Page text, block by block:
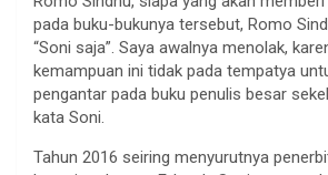
pada buku-bukunya tersebut, Romo
“Soni saja”. Saya awalnya menolak,
kemampuan ini tidak pada tempatya
pengantar pada buku penulis besar
kata Soni.
Tahun 2016 seiring menyurutnya